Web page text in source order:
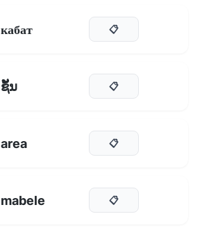
кабат 📋
ຊັ້ນ 📋
area 📋
mabele 📋